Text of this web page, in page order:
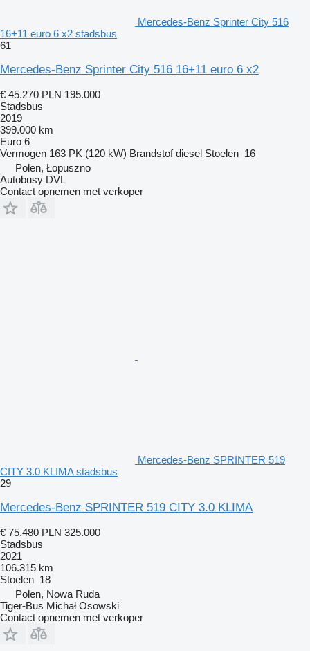
Mercedes-Benz Sprinter City 516
16+11 euro 6 x2 stadsbus
61
Mercedes-Benz Sprinter City 516 16+11 euro 6 x2
€ 45.270 PLN 195.000
Stadsbus
2019
399.000 km
Euro 6
Vermogen 163 PK (120 kW) Brandstof diesel Stoelen 16
Polen, Łopuszno
Autobusy DVL
Contact opnemen met verkoper
Mercedes-Benz SPRINTER 519
CITY 3.0 KLIMA stadsbus
29
Mercedes-Benz SPRINTER 519 CITY 3.0 KLIMA
€ 75.480 PLN 325.000
Stadsbus
2021
106.315 km
Stoelen 18
Polen, Nowa Ruda
Tiger-Bus Michał Osowski
Contact opnemen met verkoper